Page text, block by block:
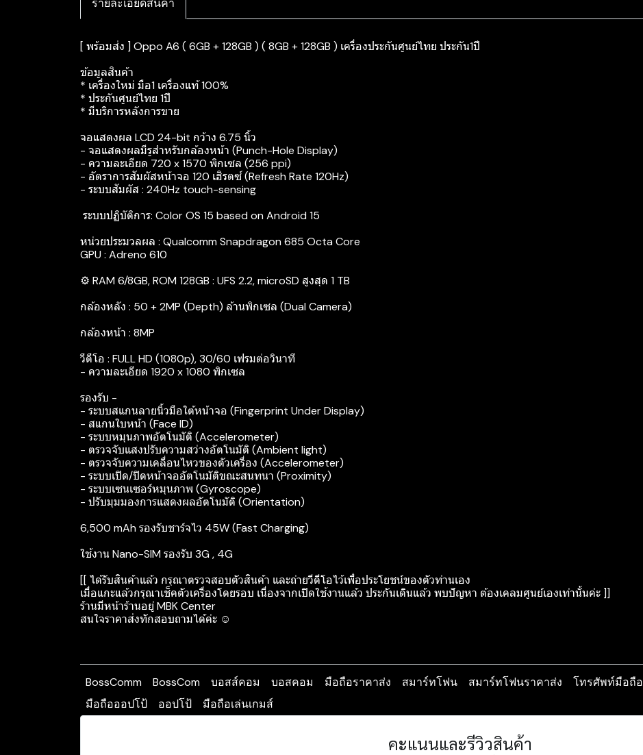
รายละเอียดสินค้า
[ พร้อมส่ง ] Oppo A6 ( 6GB + 128GB ) ( 8GB + 128GB ) เครื่องประกันศูนย์ไทย ประกัน1ปี
ข้อมูลสินค้า
* เครื่องใหม่ มือ1 เครื่องแท้ 100%
* ประกันศูนย์ไทย 1ปี
* มีบริการหลังการขาย
จอแสดงผล LCD 24-bit กว้าง 6.75 นิ้ว
- จอแสดงผลมีรูสำหรับกล้องหน้า (Punch-Hole Display)
- ความละเอียด 720 x 1570 พิกเซล (256 ppi)
- อัตราการสัมผัสหน้าจอ 120 เฮิรตซ์ (Refresh Rate 120Hz)
- ระบบสัมผัส : 240Hz touch-sensing
‍ ระบบปฏิบัติการ: Color OS 15 based on Android 15
หน่วยประมวลผล : Qualcomm Snapdragon 685 Octa Core
GPU : Adreno 610
⚙️ RAM 6/8GB, ROM 128GB : UFS 2.2, microSD สูงสุด 1 TB
กล้องหลัง : 50 + 2MP (Depth) ล้านพิกเซล (Dual Camera)
กล้องหน้า : 8MP
วีดีโอ : FULL HD (1080p), 30/60 เฟรมต่อวินาที
- ความละเอียด 1920 x 1080 พิกเซล
รองรับ -
- ระบบสแกนลายนิ้วมือใต้หน้าจอ (Fingerprint Under Display)
- สแกนใบหน้า (Face ID)
- ระบบหมุนภาพอัตโนมัติ (Accelerometer)
- ตรวจจับแสงปรับความสว่างอัตโนมัติ (Ambient light)
- ตรวจจับความเคลื่อนไหวของตัวเครื่อง (Accelerometer)
- ระบบเปิด/ปิดหน้าจออัตโนมัติขณะสนทนา (Proximity)
- ระบบเซนเซอร์หมุนภาพ (Gyroscope)
- ปรับมุมมองการแสดงผลอัตโนมัติ (Orientation)
6,500 mAh รองรับชาร์จไว 45W (Fast Charging)
ใช้งาน Nano-SIM รองรับ 3G , 4G
[[ ได้รับสินค้าแล้ว กรุณาตรวจสอบตัวสินค้า และถ่ายวีดีโอไว้เพื่อประโยชน์ของตัวท่านเอง
เมื่อแกะแล้วกรุณาเช็คตัวเครื่องโดยรอบ เนื่องจากเปิดใช้งานแล้ว ประกันเดินแล้ว พบปัญหา ต้องเคลมศูนย์เองเท่านั้นค่ะ ]]
ร้านมีหน้าร้านอยู่ MBK Center
สนใจราคาส่งทักสอบถามได้ค่ะ ☺️
BossComm BossCom บอสส์คอม บอสคอม มือถือราคาส่ง สมาร์ทโฟน สมาร์ทโฟนราคาส่ง โทรศัพท์มือถือ
มือถือออปโป้
ออปโป้ มือถือเล่นเกมส์
คะแนนและรีวิวสินค้า